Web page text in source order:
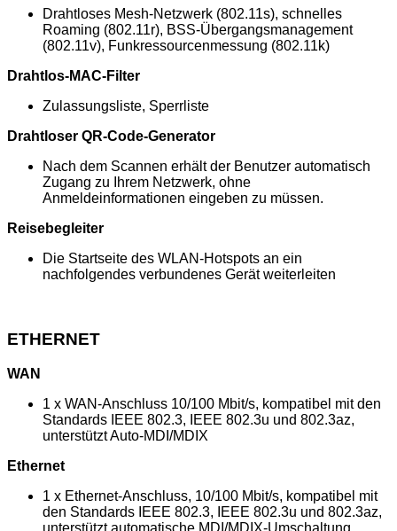
Drahtloses Mesh-Netzwerk (802.11s), schnelles
Roaming (802.11r), BSS-Übergangsmanagement
(802.11v), Funkressourcenmessung (802.11k)
Drahtlos-MAC-Filter
Zulassungsliste, Sperrliste
Drahtloser QR-Code-Generator
Nach dem Scannen erhält der Benutzer automatisch
Zugang zu Ihrem Netzwerk, ohne
Anmeldeinformationen eingeben zu müssen.
Reisebegleiter
Die Startseite des WLAN-Hotspots an ein
nachfolgendes verbundenes Gerät weiterleiten
ETHERNET
WAN
1 x WAN-Anschluss 10/100 Mbit/s, kompatibel mit den
Standards IEEE 802.3, IEEE 802.3u und 802.3az,
unterstützt Auto-MDI/MDIX
Ethernet
1 x Ethernet-Anschluss, 10/100 Mbit/s, kompatibel mit
den Standards IEEE 802.3, IEEE 802.3u und 802.3az,
unterstützt automatische MDI/MDIX-Umschaltung